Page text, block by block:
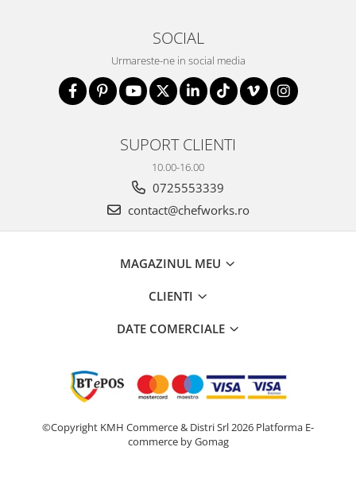
SOCIAL
Urmareste-ne in social media
SUPORT CLIENTI
10.00-16.00
0725553339
contact@chefworks.ro
MAGAZINUL MEU
CLIENTI
DATE COMERCIALE
©Copyright KMH Commerce & Distri Srl 2026 Platforma E-
commerce by Gomag